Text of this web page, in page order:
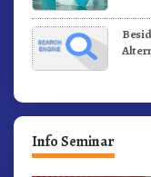
Info Seminar